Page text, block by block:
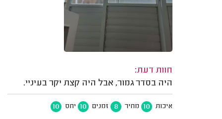
חוות דעת:
היה בסדר גמור, אבל היה קצת יקר בעיניי.
איכות 10 מחיר 8 זמנים 10 יחס 10